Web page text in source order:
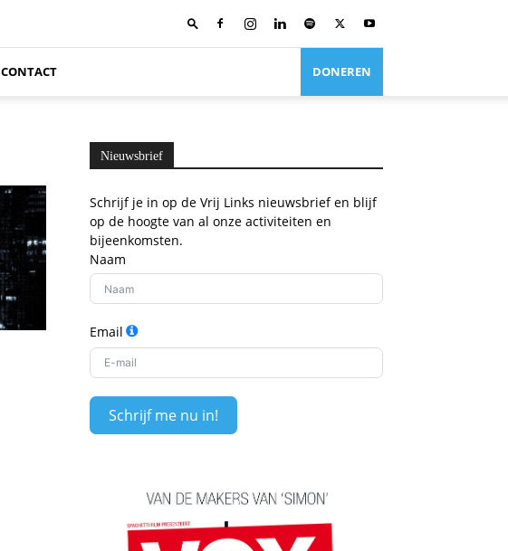
CONTACT DONEREN
Nieuwsbrief
Schrijf je in op de Vrij Links nieuwsbrief en blijf
op de hoogte van al onze activiteiten en
bijeenkomsten.
Naam
Email
Schrijf me nu in!